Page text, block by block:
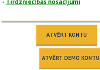
- Tirdzniecības nosacījumi
ATVĒRT KONTU
ATVĒRT DEMO KONTU